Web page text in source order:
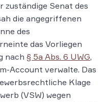
zuständige Senat des
die angegriffenen
des
das Vorliegen
nach § 5a Abs. 6 UWG,
Account verwalte. Das
Klage
(VSW) wegen